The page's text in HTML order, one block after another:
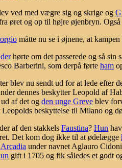
ved med vægre sig og skrige og
øret og op til højre øjenbryn.
måtte nu se i øjnene, at
hørte om det passerede og så sin
Barberini, som derpå førte ham
blev nu sendt ud for at lede efter
dennes beskytter Leopold af
af det og den unge Greve blev
Leopolds beskyttelse til Milano og
af den stakkels Faustina? Hun
Det kom dog ikke til at ødelægge
under navnet Aglauro
gift i 1705 og fik således et godt